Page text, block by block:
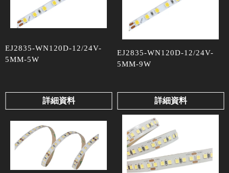
EJ2835-WN120D-12/24V-
5MM-5W
詳細資料
EJ2835-WN120D-12/24V-
5MM-9W
詳細資料